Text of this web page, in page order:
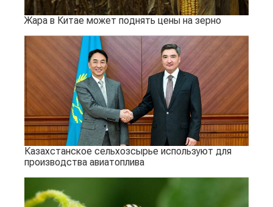
Жара в Китае может поднять цены на зерно
Казахстанское сельхозсырье используют для
производства авиатоплива